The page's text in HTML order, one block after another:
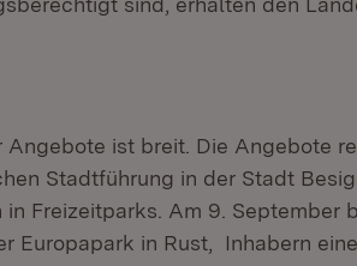
Angebote ist breit. Die Angebote
Stadtführung in der Stadt
in Freizeitparks. Am 9. September
Europapark in Rust, Inhabern